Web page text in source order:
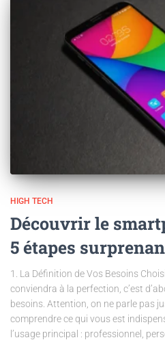
HIGH TECH
Découvrir le
5 étapes
1. La Définition de Vos Besoins
conviendra à la perfection, c’est
besoins. Attention, on ne parle pas
comprendre ce qui vous est
l’usage principal : professionnel,